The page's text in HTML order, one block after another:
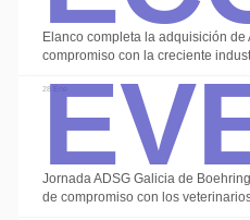
Elanco completa la adquisición de
compromiso con la creciente
28 Ene
Jornada ADSG Galicia de
de compromiso con los